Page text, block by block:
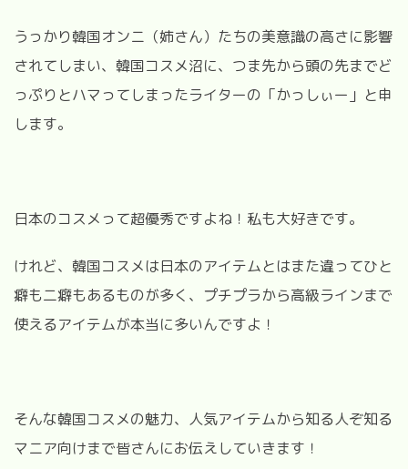
うっかり韓国オンニ（姉さん）たちの美意識の高さに影響
されてしまい、韓国コスメ沼に、つま先から頭の先までど
っぷりとハマってしまったライターの「かっしぃー」と申
します。
日本のコスメって超優秀ですよね！私も大好きです。
けれど、韓国コスメは日本のアイテムとはまた違ってひと
癖も二癖もあるものが多く、プチプラから高級ラインまで
使えるアイテムが本当に多いんですよ！
そんな韓国コスメの魅力、人気アイテムから知る人ぞ知る
マニア向けまで皆さんにお伝えしていきます！